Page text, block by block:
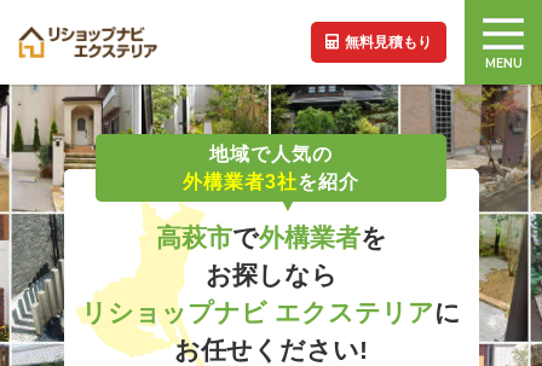
無料見積もり
MENU
地域で人気の
外構業者3社を紹介
高萩市で外構業者を
お探しなら
リショップナビ エクステリアに
お任せください!